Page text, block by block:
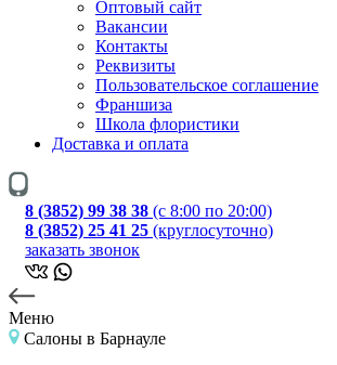
Оптовый сайт
Вакансии
Контакты
Реквизиты
Пользовательское соглашение
Франшиза
Школа флористики
Доставка и оплата
8 (3852) 99 38 38 (с 8:00 по 20:00)
8 (3852) 25 41 25 (круглосуточно)
заказать звонок
Меню
Салоны в Барнауле